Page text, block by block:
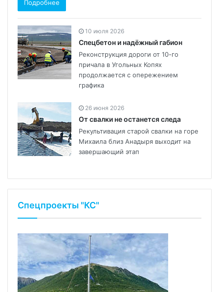
Подробнее
10 июля 2026
Спецбетон и надёжный габион
Реконструкция дороги от 10-го
причала в Угольных Копях
продолжается с опережением
графика
26 июня 2026
От свалки не останется следа
Рекультивация старой свалки на горе
Михаила близ Анадыря выходит на
завершающий этап
Спецпроекты "КС"